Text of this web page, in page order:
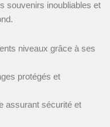
souvenirs inoubliables et
niveaux grâce à ses
protégés et
assurant sécurité et